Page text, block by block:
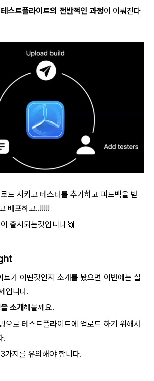
테스트플라이트의 전반적인 과정이 이뤄진다
드 시키고 테스터를 추가하고 피드백을 받
배포하고..!!!!!
출시되는것입니다🙌
트가 어떤것인지 소개를 봤으면 이번에는 실
입니다.
소개해볼께요.
으로 테스트플라이트에 업로드 하기 위해서
.
가지를 유의해야 합니다.